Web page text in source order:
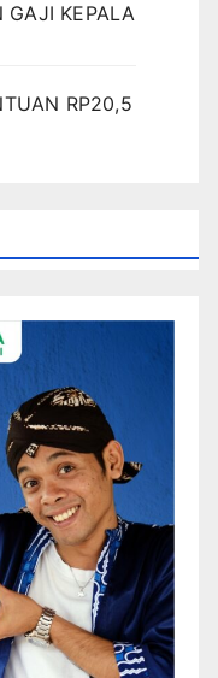
GAJI KEPALA
RP20,5